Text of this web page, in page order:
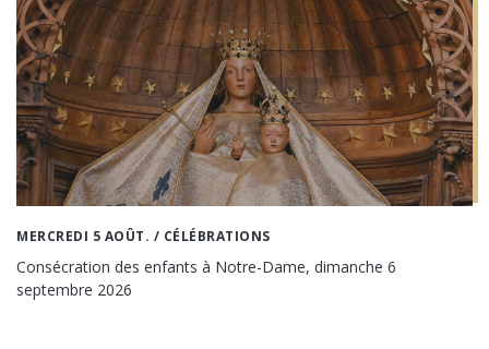
MERCREDI 5 AOÛT. / CÉLÉBRATIONS
Consécration des enfants à Notre-Dame, dimanche 6
septembre 2026